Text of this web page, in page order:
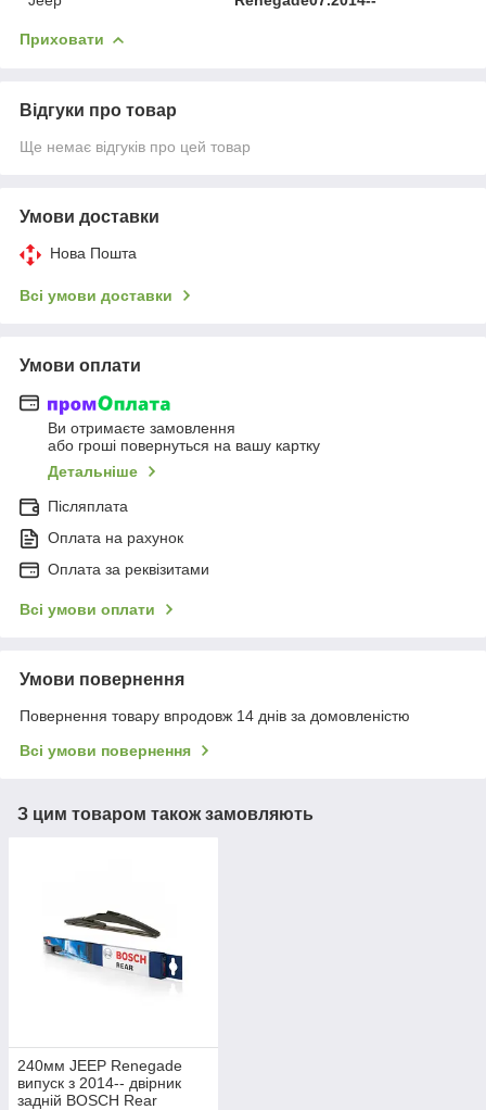
Приховати
Відгуки про товар
Ще немає відгуків про цей товар
Умови доставки
Нова Пошта
Всі умови доставки
Умови оплати
Ви отримаєте замовлення
або гроші повернуться на вашу картку
Детальніше
Післяплата
Оплата на рахунок
Оплата за реквізитами
Всі умови оплати
Умови повернення
Повернення товару впродовж 14 днів за домовленістю
Всі умови повернення
З цим товаром також замовляють
240мм JEEP Renegade
випуск з 2014-- двірник
задній BOSCH Rear